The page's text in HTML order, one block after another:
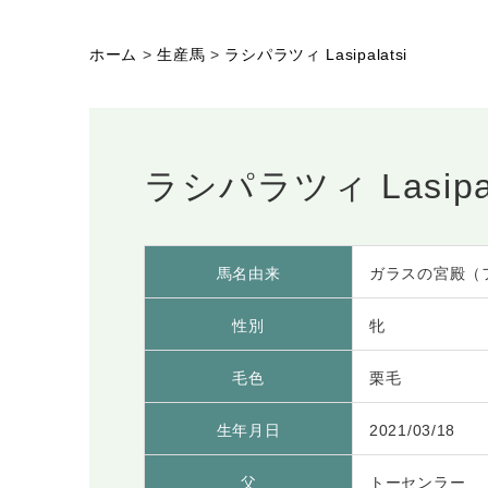
ホーム >生産馬 > ラシパラツィ Lasipalatsi
ラシパラツィ
馬名由来 ガラスの宮殿（
性別 牝
毛色 栗毛
生年月日 2021/03/18
父 トーセンラー